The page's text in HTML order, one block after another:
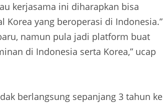
kerjasama ini diharapkan bisa
Korea yang beroperasi di Indonesia.”
namun pula jadi platform buat
di Indonesia serta Korea,” ucap
berlangsung sepanjang 3 tahun ke